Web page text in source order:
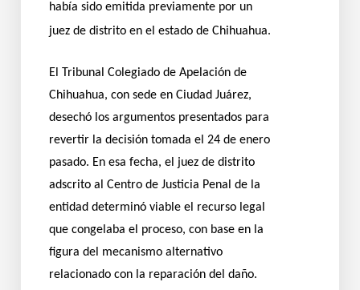
había sido emitida previamente por un
juez de distrito en el estado de Chihuahua.
El Tribunal Colegiado de Apelación de
Chihuahua, con sede en Ciudad Juárez,
desechó los argumentos presentados para
revertir la decisión tomada el 24 de enero
pasado. En esa fecha, el juez de distrito
adscrito al Centro de Justicia Penal de la
entidad determinó viable el recurso legal
que congelaba el proceso, con base en la
figura del mecanismo alternativo
relacionado con la reparación del daño.